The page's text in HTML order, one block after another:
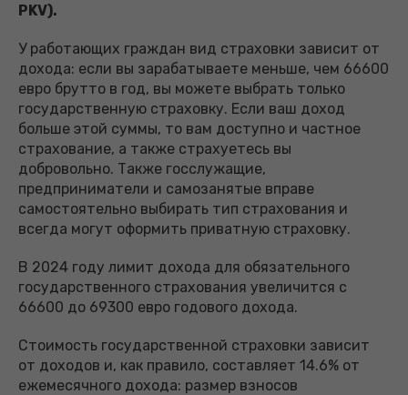
PKV).
У работающих граждан вид страховки зависит от
дохода: если вы зарабатываете меньше, чем 66600
евро брутто в год, вы можете выбрать только
государственную страховку. Если ваш доход
больше этой суммы, то вам доступно и частное
страхование, а также страхуетесь вы
добровольно. Также госслужащие,
предприниматели и самозанятые вправе
самостоятельно выбирать тип страхования и
всегда могут оформить приватную страховку.
В 2024 году лимит дохода для обязательного
государственного страхования увеличится с
66600 до 69300 евро годового дохода.
Стоимость государственной страховки зависит
от доходов и, как правило, составляет 14.6% от
ежемесячного дохода: размер взносов